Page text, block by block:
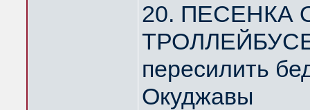
20.
ТРОЛЛЕЙБУСЕ
пересилить
Окуджавы